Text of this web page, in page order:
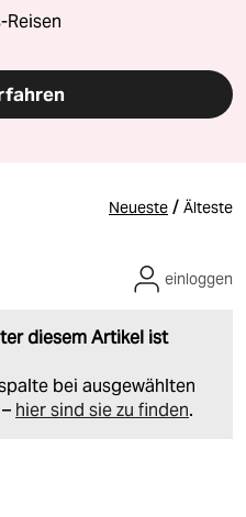
Reisen
Neueste / Älteste
diesem Artikel ist
bei ausgewählten
hier sind sie zu finden.
einloggen